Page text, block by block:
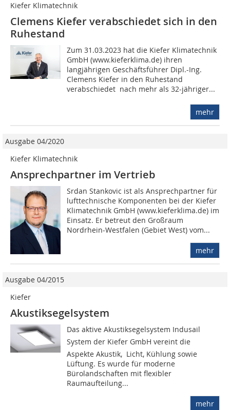
Kiefer Klimatechnik
Clemens Kiefer verabschiedet sich in den
Ruhestand
Zum 31.03.2023 hat die Kiefer Klimatechnik
GmbH (www.kieferklima.de) ihren
langjährigen Geschäftsführer Dipl.-Ing.
Clemens Kiefer in den Ruhestand
verabschiedet  nach mehr als 32-jähriger...
mehr
Ausgabe 04/2020
Kiefer Klimatechnik
Ansprechpartner im Vertrieb
Srdan Stankovic ist als Ansprechpartner für
lufttechnische Komponenten bei der Kiefer
Klimatechnik GmbH (www.kieferklima.de) im
Einsatz. Er betreut den Großraum
Nordrhein-Westfalen (Gebiet West) vom...
mehr
Ausgabe 04/2015
Kiefer
Akustiksegelsystem
Das aktive Akustiksegelsystem Indusail
System der Kiefer GmbH vereint die
Aspekte Akustik, Licht, Kühlung sowie
Lüftung. Es wurde für moderne
Bürolandschaften mit flexibler
Raumaufteilung...
mehr